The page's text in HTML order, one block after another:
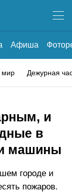
Афиша
мир Дежурная
и
в
машины
городе и
пожаров.